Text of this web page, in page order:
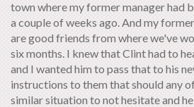
town where my former manager had
a couple of weeks ago. And my
are good friends from where we've
six months. I knew that Clint had to
and I wanted him to pass that to his
instructions to them that should any
similar situation to not hesitate and